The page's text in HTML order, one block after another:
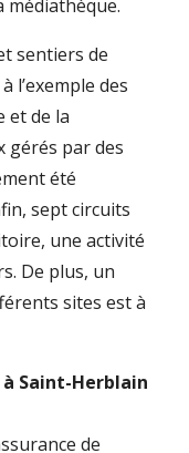
médiathèque.
sentiers de
l’exemple des
et de la
gérés par des
été
sept circuits
une activité
De plus, un
sites est à
Saint-Herblain
de